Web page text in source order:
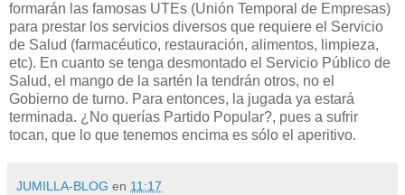
formarán las famosas UTEs (Unión Temporal de Empresas)
para prestar los servicios diversos que requiere el Servicio
de Salud (farmacéutico, restauración, alimentos, limpieza,
etc). En cuanto se tenga desmontado el Servicio Público de
Salud, el mango de la sartén la tendrán otros, no el
Gobierno de turno. Para entonces, la jugada ya estará
terminada. ¿No querías Partido Popular?, pues a sufrir
tocan, que lo que tenemos encima es sólo el aperitivo.
JUMILLA-BLOG en 11:17